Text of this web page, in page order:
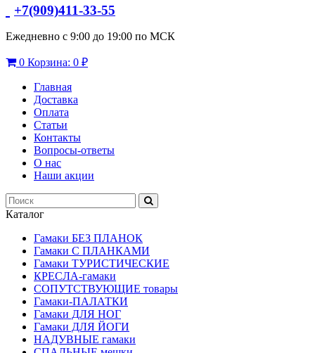
+7(909)411-33-55
Ежедневно с 9:00 до 19:00 по МСК
0 Корзина: 0 ₽
Главная
Доставка
Оплата
Статьи
Контакты
Вопросы-ответы
О нас
Наши акции
Каталог
Гамаки БЕЗ ПЛАНОК
Гамаки С ПЛАНКАМИ
Гамаки ТУРИСТИЧЕСКИЕ
КРЕСЛА-гамаки
СОПУТСТВУЮЩИЕ товары
Гамаки-ПАЛАТКИ
Гамаки ДЛЯ НОГ
Гамаки ДЛЯ ЙОГИ
НАДУВНЫЕ гамаки